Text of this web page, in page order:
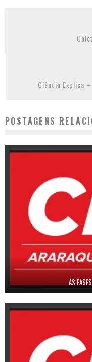
Ciência Explica
POSTAGENS
AS